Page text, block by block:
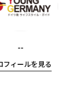
--
フィールを見る